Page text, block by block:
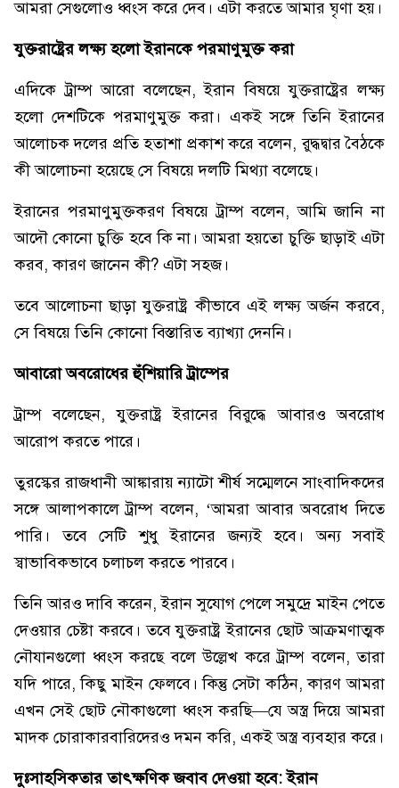
আমরা সেগুলোও ধ্বংস করে দেব। এটা করতে আমার ঘৃণা হয়।
যুক্তরাষ্ট্রের লক্ষ্য হলো ইরানকে পরমাণুমুক্ত করা
এদিকে ট্রাম্প আরো বলেছেন, ইরান বিষয়ে যুক্তরাষ্ট্রের লক্ষ্য
হলো দেশটিকে পরমাণুমুক্ত করা। একই সঙ্গে তিনি ইরানের
আলোচক দলের প্রতি হতাশা প্রকাশ করে বলেন, রুদ্ধদ্বার বৈঠকে
কী আলোচনা হয়েছে সে বিষয়ে দলটি মিথ্যা বলেছে।
ইরানের পরমাণুমুক্তকরণ বিষয়ে ট্রাম্প বলেন, আমি জানি না
আদৌ কোনো চুক্তি হবে কি না। আমরা হয়তো চুক্তি ছাড়াই এটা
করব, কারণ জানেন কী? এটা সহজ।
তবে আলোচনা ছাড়া যুক্তরাষ্ট্র কীভাবে এই লক্ষ্য অর্জন করবে,
সে বিষয়ে তিনি কোনো বিস্তারিত ব্যাখ্যা দেননি।
আবারো অবরোধের হুঁশিয়ারি ট্রাম্পের
ট্রাম্প বলেছেন, যুক্তরাষ্ট্র ইরানের বিরুদ্ধে আবারও অবরোধ
আরোপ করতে পারে।
তুরস্কের রাজধানী আঙ্কারায় ন্যাটো শীর্ষ সম্মেলনে সাংবাদিকদের
সঙ্গে আলাপকালে ট্রাম্প বলেন, ‘আমরা আবার অবরোধ দিতে
পারি। তবে সেটি শুধু ইরানের জন্যই হবে। অন্য সবাই
স্বাভাবিকভাবে চলাচল করতে পারবে।
তিনি আরও দাবি করেন, ইরান সুযোগ পেলে সমুদ্রে মাইন পেতে
দেওয়ার চেষ্টা করবে। তবে যুক্তরাষ্ট্র ইরানের ছোট আক্রমণাত্মক
নৌযানগুলো ধ্বংস করছে বলে উল্লেখ করে ট্রাম্প বলেন, তারা
যদি পারে, কিছু মাইন ফেলবে। কিন্তু সেটা কঠিন, কারণ আমরা
এখন সেই ছোট নৌকাগুলো ধ্বংস করছি—যে অস্ত্র দিয়ে আমরা
মাদক চোরাকারবারিদেরও দমন করি, একই অস্ত্র ব্যবহার করে।
দুঃসাহসিকতার তাৎক্ষণিক জবাব দেওয়া হবে: ইরান